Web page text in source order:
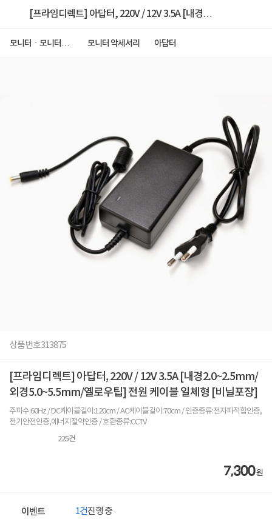
[프라임디렉트] 아답터, 220V / 12V 3.5A [내경
모니터ㆍ모니터주
모니터 악세서리 아답터
상품번호313875
[프라임디렉트] 아답터, 220V / 12V 3.5A [내경2.0~2.5mm/
외경5.0~5.5mm/옐로우팁] 전원 케이블 일체형 [비닐포장]
주파수:60Hz / DC케이블길이:120cm / AC케이블길이:70cm / 인증종류:전자파적합인증,
전기안전인증,에너지절약인증 / 호환종류:CCTV
225건
7,300원
이벤트 1건진행 중